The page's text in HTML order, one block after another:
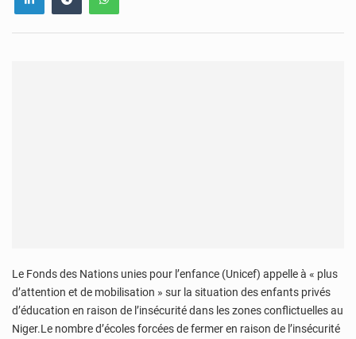
Le Fonds des Nations unies pour l’enfance (Unicef) appelle à « plus
d’attention et de mobilisation » sur la situation des enfants privés
d’éducation en raison de l’insécurité dans les zones conflictuelles au
Niger.Le nombre d’écoles forcées de fermer en raison de l’insécurité